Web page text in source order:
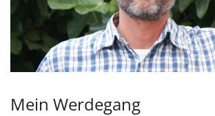
Mein Werdegang